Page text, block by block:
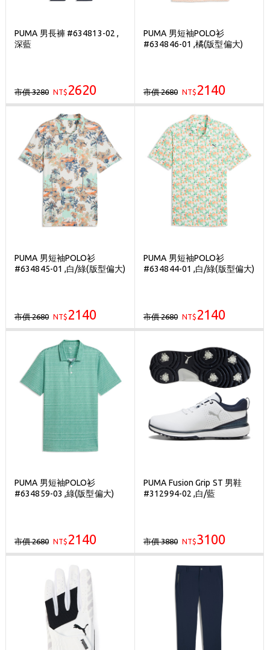
PUMA 男長褲 #634813-02 ,
深藍
市價 3280 NT$ 2620
PUMA 男短袖POLO衫
#634846-01 ,橘(版型偏大)
市價 2680 NT$ 2140
PUMA 男短袖POLO衫
#634845-01 ,白/綠(版型偏大)
市價 2680 NT$ 2140
PUMA 男短袖POLO衫
#634844-01 ,白/綠(版型偏大)
市價 2680 NT$ 2140
PUMA 男短袖POLO衫
#634859-03 ,綠(版型偏大)
市價 2680 NT$ 2140
PUMA Fusion Grip ST 男鞋
#312994-02 ,白/藍
市價 3880 NT$3100